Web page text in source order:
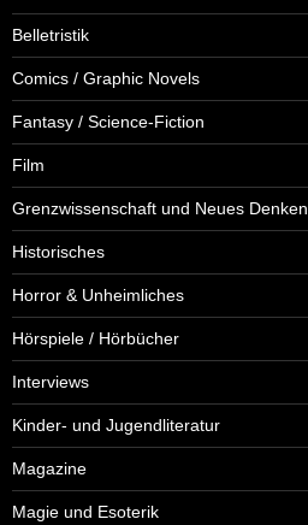
Belletristik
Comics / Graphic Novels
Fantasy / Science-Fiction
Film
Grenzwissenschaft und Neues Denken
Historisches
Horror & Unheimliches
Hörspiele / Hörbücher
Interviews
Kinder- und Jugendliteratur
Magazine
Magie und Esoterik